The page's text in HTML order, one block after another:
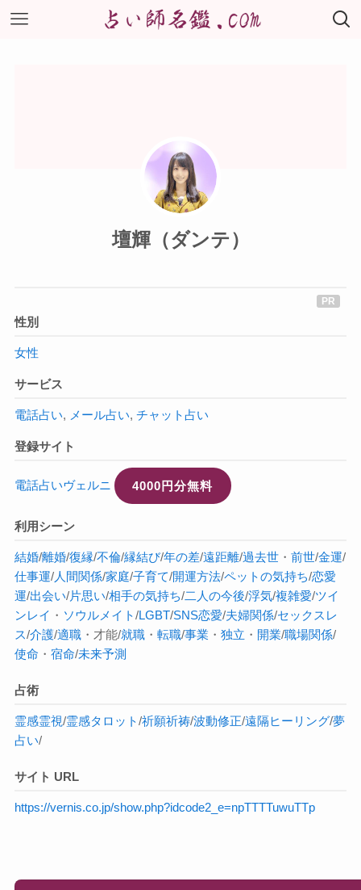
壇輝（ダンテ）
性別
女性
サービス
電話占い, メール占い, チャット占い
登録サイト
電話占いヴェルニ 4000円分無料
利用シーン
結婚/離婚/復縁/不倫/縁結び/年の差/遠距離/過去世・ 前世/金運/
仕事運/人間関係/家庭/子育て/開運方法/ペットの気持ち/恋愛
運/出会い/片思い/相手の気持ち/二人の今後/浮気/複雑愛/ツイ
ンレイ ・ ソウルメイト/LGBT/SNS恋愛/夫婦関係/セックスレ
ス/介護/適職・才能/就職・ 転職/事業 ・ 独立 ・ 開業/職場関係/
使命 ・ 宿命/未来予測
占術
霊感霊視/霊感タロット/祈願祈祷/波動修正/遠隔ヒーリング/夢
占い/
サイト URL
https://vernis.co.jp/show.php?idcode2_e=npTTTTuwuTTp